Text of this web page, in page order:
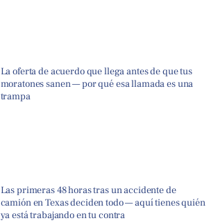
La oferta de acuerdo que llega antes de que tus
moratones sanen — por qué esa llamada es una
trampa
Las primeras 48 horas tras un accidente de
camión en Texas deciden todo — aquí tienes quién
ya está trabajando en tu contra